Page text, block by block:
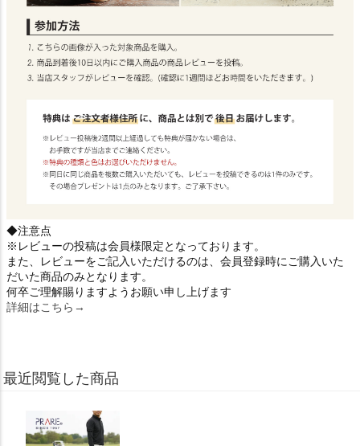
◆注意点
※レビューの投稿は会員様限定となっております。
また、レビューをご記入いただけるのは、会員登録時にご購入いた
だいた商品のみとなります。
何卒ご理解賜りますようお願い申し上げます
詳細はこちら→
最近閲覧した商品